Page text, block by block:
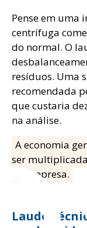
Pense em uma
centrífuga
do normal. O
resíduos. Uma
recomendada
que custaria
na análise.
A economia
ser
da empresa.
Laudo